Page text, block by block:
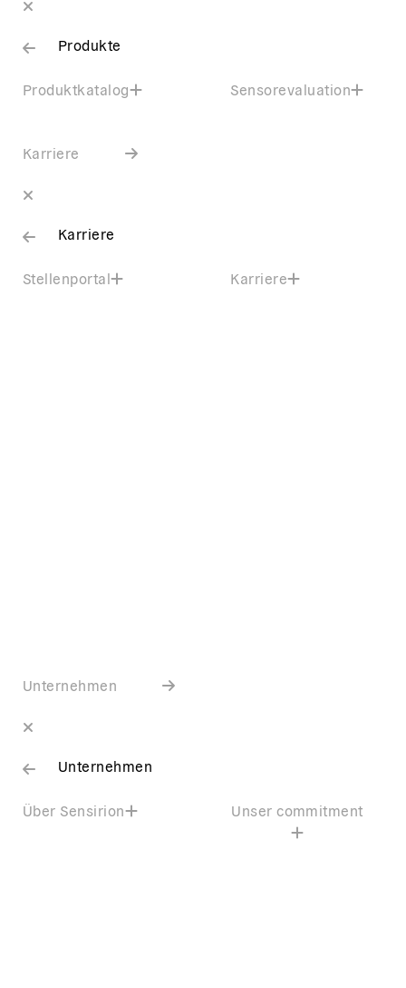
Produkte
Produktkatalog Sensorevaluation
Karriere
Karriere
Stellenportal Karriere
Unternehmen
Unternehmen
Über Sensirion Unser commitment